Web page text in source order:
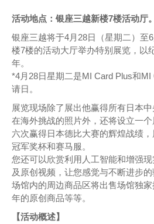
活动地点：银座三越新楼7楼活动厅
银座三越将于4月28日（星期二）至
楼7楼的活动大厅举办特别展览，以
年。
*4月28日星期二是MI Card Plus和
请日。
展览现场除了展出他赢得所有日本
在海外挑战的照片外，还将设立一
六次赢得日本德比大赛的辉煌战绩
冠军奖杯和赛马服。
您还可以欣赏利用人工智能和增强
及原创视频，让您感觉与不断进步的
场馆内的周边商品区将出售场馆独
年的原创商品等等。
【活动概述】